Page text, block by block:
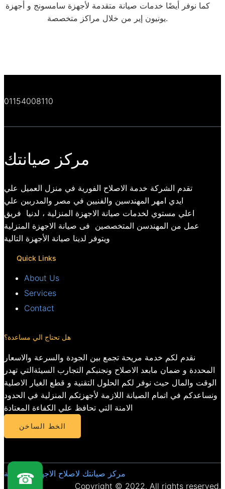
كما نوفر أيضًا خدمات صيانة متقدمة لأجهزة سامسونج و أجهزة
يونيون إير من خلال مراكز متخصصة.
01154008110
مركز صيانتك
تقدم الشركة خدمة الاصلاح الفورية في منزل العميل علي
ايدي امهر المهندسين والفنيين في مصر والمدربين علي
اعلي مستوي لخدمات صيانة الاجهزة المنزلية ، لدنيا فريق
عمل من المهندسن المتخصصين فى صيانة الاجهزة المنزلية
ويتوفر لدينا صيانة الأجهزة التالية
Quick Links
About Us
Services
Contact
هل تحتاج الي مساعدة؟
نقدم لكم خدمة مريحة تجمع بين الجودة والسرعة والاسعار
المحددة و ضمان مابعد الاصلاح ونجنبكم التجارب السيئةالتي تهدر
الوقت والمال حيث نوفر لكم الحلول التقنية و قطع الغيار الاصلية
ونساعدكم في اتمام الصيانة اللازمة لأجهزتكم المنزلية في الحدود
الامنة التي تحافظ علي الكفاءة المعتادة
الخط الساخن
مركز صيانتك لاصلاح الاجهزة المنزلية
Copyright © 2022. All rights reserved.
☎